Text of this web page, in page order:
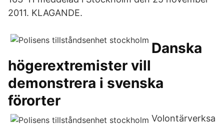
2011. KLAGANDE.
Danska
högerextremister vill
demonstrera i svenska
förorter
Volontärverksa